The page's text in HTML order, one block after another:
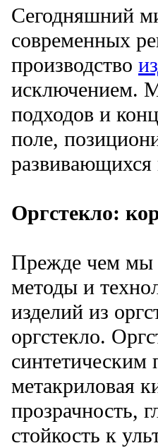
Сегодняшний
современных
производство
исключением.
подходов и
поле,
развивающихся
Оргстекло:
Прежде чем мы
методы и
изделий из
оргстекло.
синтетическим
метакриловая
прозрачность,
стойкость к